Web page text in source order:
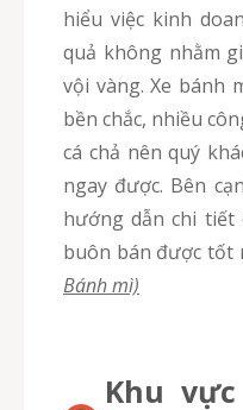
hiểu việc kinh
quả không nhằm
vội vàng. Xe bánh
bền chắc, nhiều
cá chả nên quý
ngay được. Bên
hướng dẫn chi tiết
buôn bán được tốt
Bánh mì)
Khu